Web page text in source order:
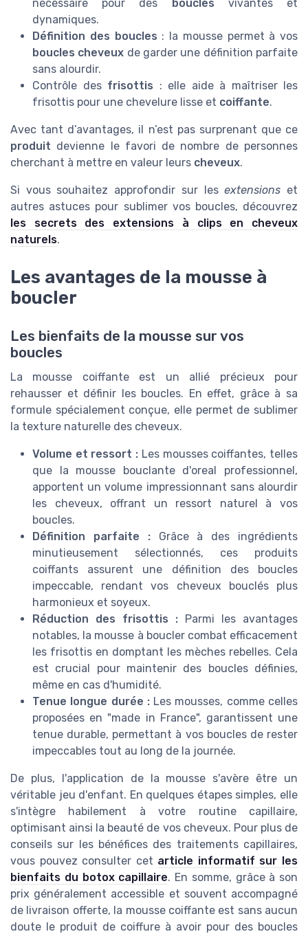
nécessaire pour des boucles vivantes et
dynamiques.
Définition des boucles : la mousse permet à vos
boucles cheveux de garder une définition parfaite
sans alourdir.
Contrôle des frisottis : elle aide à maîtriser les
frisottis pour une chevelure lisse et coiffante.
Avec tant d’avantages, il n’est pas surprenant que ce
produit devienne le favori de nombre de personnes
cherchant à mettre en valeur leurs cheveux.
Si vous souhaitez approfondir sur lesextensions et
autres astuces pour sublimer vos boucles, découvrez
les secrets des extensions à clips en cheveux
naturels.
Les avantages de la mousse à
boucler
Les bienfaits de la mousse sur vos
boucles
La mousse coiffante est un allié précieux pour
rehausser et définir les boucles. En effet, grâce à sa
formule spécialement conçue, elle permet de sublimer
la texture naturelle des cheveux.
Volume et ressort : Les mousses coiffantes, telles
que la mousse bouclante d'oreal professionnel,
apportent un volume impressionnant sans alourdir
les cheveux, offrant un ressort naturel à vos
boucles.
Définition parfaite :Grâce à des ingrédients
minutieusement sélectionnés, ces produits
coiffants assurent une définition des boucles
impeccable, rendant vos cheveux bouclés plus
harmonieux et soyeux.
Réduction des frisottis : Parmi les avantages
notables, la mousse à boucler combat efficacement
les frisottis en domptant les mèches rebelles. Cela
est crucial pour maintenir des boucles définies,
même en cas d'humidité.
Tenue longue durée :Les mousses, comme celles
proposées en "made in France", garantissent une
tenue durable, permettant à vos boucles de rester
impeccables tout au long de la journée.
De plus, l'application de la mousse s'avère être un
véritable jeu d'enfant. En quelques étapes simples, elle
s'intègre habilement à votre routine capillaire,
optimisant ainsi la beauté de vos cheveux. Pour plus de
conseils sur les bénéfices des traitements capillaires,
vous pouvez consulter cet article informatif sur les
bienfaits du botox capillaire. En somme, grâce à son
prix généralement accessible et souvent accompagné
de livraison offerte, la mousse coiffante est sans aucun
doute le produit de coiffure à avoir pour des boucles